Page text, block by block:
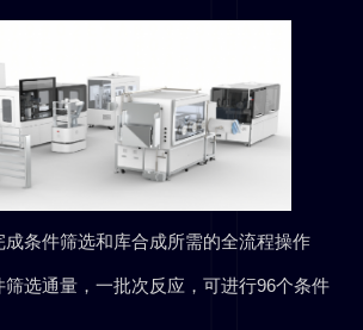
成条件筛选和库合成所需的全流程操作
筛选通量，一批次反应，可进行96个条件